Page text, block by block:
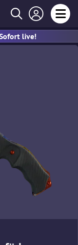
live!